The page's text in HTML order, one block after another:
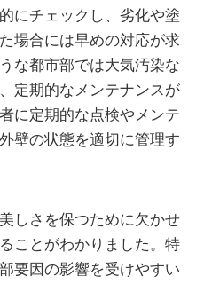
にチェックし、劣化や塗
場合には早めの対応が求
な都市部では大気汚染な
定期的なメンテナンスが
に定期的な点検やメンテ
壁の状態を適切に管理す
しさを保つために欠かせ
ことがわかりました。特
要因の影響を受けやすい